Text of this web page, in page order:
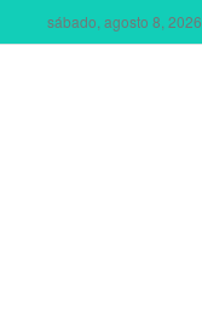
sábado, agosto 8, 2026